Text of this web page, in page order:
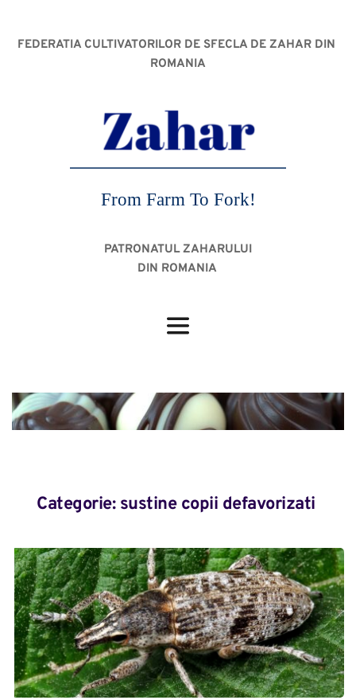
FEDERATIA CULTIVATORILOR DE SFECLA DE ZAHAR DIN
ROMANIA
From Farm To Fork!
PATRONATUL ZAHARULUI
DIN ROMANIA
Categorie: sustine copii defavorizati